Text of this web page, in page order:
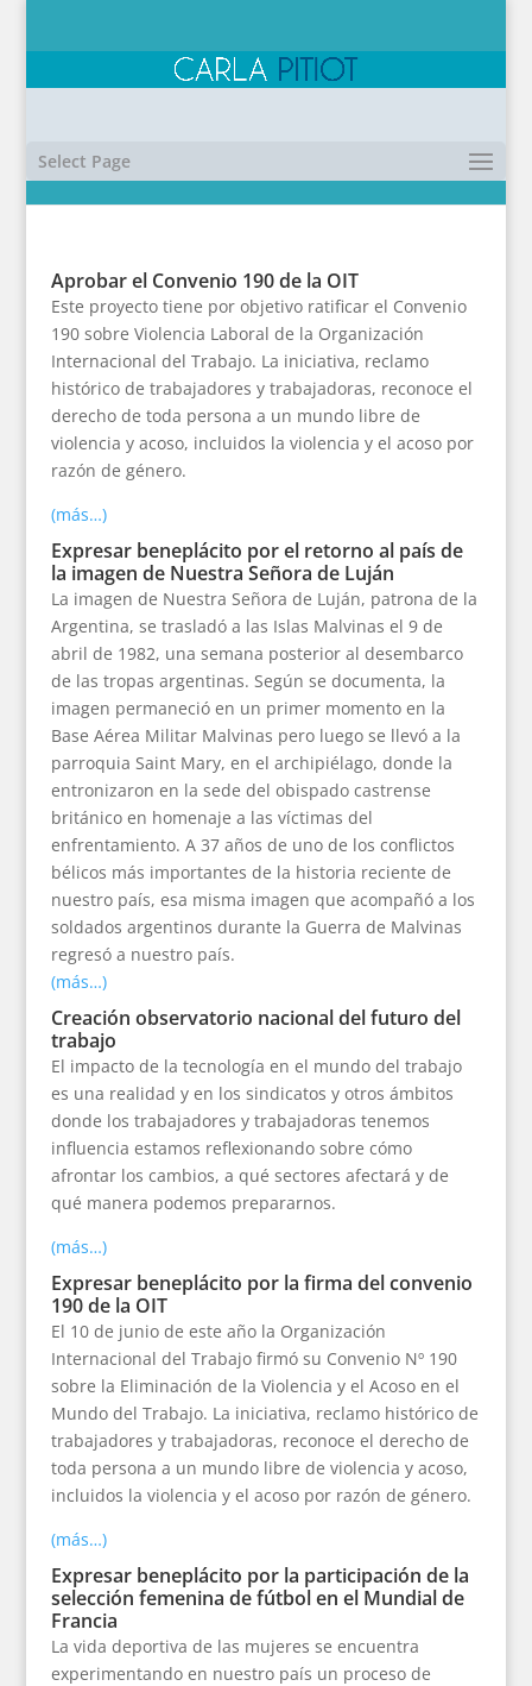
Select Page
Aprobar el Convenio 190 de la OIT
Este proyecto tiene por objetivo ratificar el Convenio
190 sobre Violencia Laboral de la Organización
Internacional del Trabajo. La iniciativa, reclamo
histórico de trabajadores y trabajadoras, reconoce el
derecho de toda persona a un mundo libre de
violencia y acoso, incluidos la violencia y el acoso por
razón de género.
(más…)
Expresar beneplácito por el retorno al país de
la imagen de Nuestra Señora de Luján
La imagen de Nuestra Señora de Luján, patrona de la
Argentina, se trasladó a las Islas Malvinas el 9 de
abril de 1982, una semana posterior al desembarco
de las tropas argentinas. Según se documenta, la
imagen permaneció en un primer momento en la
Base Aérea Militar Malvinas pero luego se llevó a la
parroquia Saint Mary, en el archipiélago, donde la
entronizaron en la sede del obispado castrense
británico en homenaje a las víctimas del
enfrentamiento. A 37 años de uno de los conflictos
bélicos más importantes de la historia reciente de
nuestro país, esa misma imagen que acompañó a los
soldados argentinos durante la Guerra de Malvinas
regresó a nuestro país.
(más…)
Creación observatorio nacional del futuro del
trabajo
El impacto de la tecnología en el mundo del trabajo
es una realidad y en los sindicatos y otros ámbitos
donde los trabajadores y trabajadoras tenemos
influencia estamos reflexionando sobre cómo
afrontar los cambios, a qué sectores afectará y de
qué manera podemos prepararnos.
(más…)
Expresar beneplácito por la firma del convenio
190 de la OIT
El 10 de junio de este año la Organización
Internacional del Trabajo firmó su Convenio Nº 190
sobre la Eliminación de la Violencia y el Acoso en el
Mundo del Trabajo. La iniciativa, reclamo histórico de
trabajadores y trabajadoras, reconoce el derecho de
toda persona a un mundo libre de violencia y acoso,
incluidos la violencia y el acoso por razón de género.
(más…)
Expresar beneplácito por la participación de la
selección femenina de fútbol en el Mundial de
Francia
La vida deportiva de las mujeres se encuentra
experimentando en nuestro país un proceso de